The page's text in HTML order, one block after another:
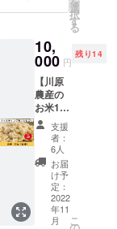
+黒ゴマ
+奥能登
の、ご
ま風味
の玄米
餅で
す。 ●
輪島玄
米餅(プ
レーン)
食品表
示 名
称：も
ち 原材
料：も
ち米(石
産よも
ぎ粉+奥
水塩
の、よ
もぎ風
味の玄
米餅で
す。 ・
ごま…
もち米
+黒ゴマ
+奥能登
海水塩
の、ご
ま風味
の玄米
市町野
町佐野
へ部28
番地 ※
送料込
みのお
値段で
す。
単一原
料米 産
地： 石
川県 品
種：コ
シヒカ
リ
年
産：
2021年
産 内容
量：5㎏
調製時
川原農
産オリ
ブラン
ド
『ファ
スティ
ング
米』に
なりま
す。
ファス
ティン
グ米コ
シヒカ
リ10㎏
(精米)を
お届け
選
択
す
る
10,
000 円
残り14
【川原
農産の
お米10
㎏(玄
米)】
「たん
じゅん
農」と
いう炭
素循環
農の法
則を基
支援
者：
6人
お届
け予
定：
2022
年11
月
こ